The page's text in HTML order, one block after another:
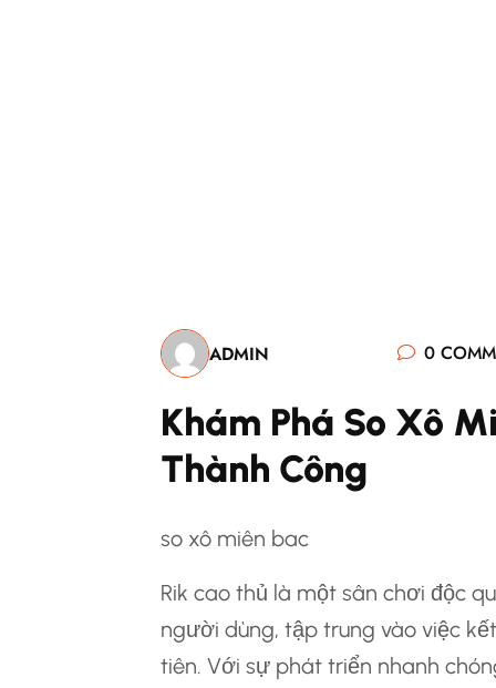
ADMIN 0
Khám Phá So Xô
Thành Công
so xô miên bac
Rik cao thủ là một sân chơi độc
người dùng, tập trung vào việc
tiên. Với sự phát triển nhanh